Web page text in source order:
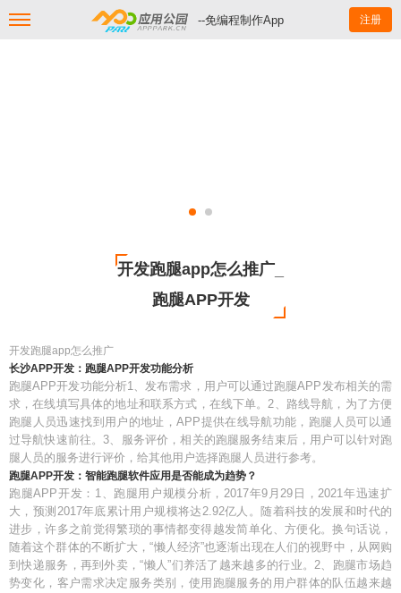
--免编程制作App 注册
开发跑腿app怎么推广_
跑腿APP开发
开发跑腿app怎么推广
长沙APP开发：跑腿APP开发功能分析
跑腿APP开发功能分析1、发布需求，用户可以通过跑腿APP发布相关的需
求，在线填写具体的地址和联系方式，在线下单。2、路线导航，为了方便
跑腿人员迅速找到用户的地址，APP提供在线导航功能，跑腿人员可以通
过导航快速前往。3、服务评价，相关的跑腿服务结束后，用户可以针对跑
腿人员的服务进行评价，给其他用户选择跑腿人员进行参考。
跑腿APP开发：智能跑腿软件应用是否能成为趋势？
跑腿APP开发：1、跑腿用户规模分析，2017年9月29日，2021年迅速扩
大，预测2017年底累计用户规模将达2.92亿人。随着科技的发展和时代的
进步，许多之前觉得繁琐的事情都变得越发简单化、方便化。换句话说，
随着这个群体的不断扩大，“懒人经济”也逐渐出现在人们的视野中，从网购
到快递服务，再到外卖，“懒人”们养活了越来越多的行业。2、跑腿市场趋
势变化，客户需求决定服务类别，使用跑腿服务的用户群体的队伍越来越